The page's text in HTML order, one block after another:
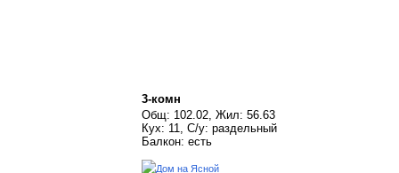
3-комн
Общ: 102.02, Жил: 56.63
Кух: 11, С/у: раздельный
Балкон: есть